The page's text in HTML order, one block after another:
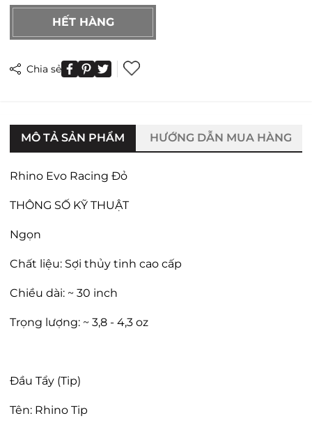
HẾT HÀNG
Chia sẻ
MÔ TẢ SẢN PHẨM HƯỚNG DẪN MUA HÀNG
Rhino Evo Racing Đỏ
THÔNG SỐ KỸ THUẬT
Ngọn
Chất liệu: Sợi thủy tinh cao cấp
Chiều dài: ~ 30 inch
Trọng lượng: ~ 3,8 - 4,3 oz
Đầu Tẩy (Tip)
Tên: Rhino Tip